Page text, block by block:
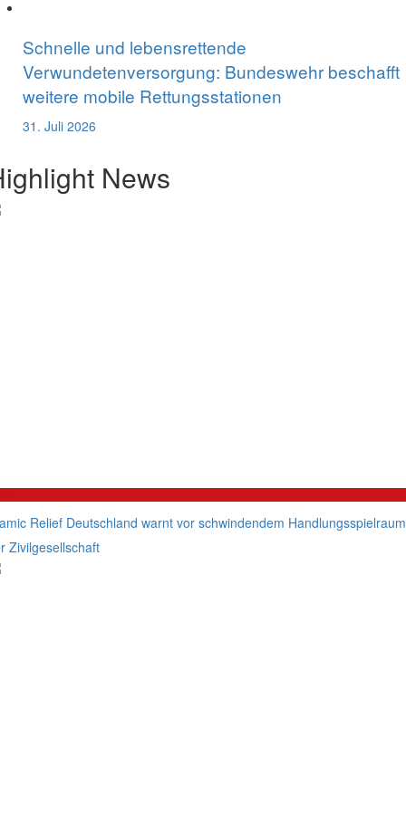
Schnelle und lebensrettende
Verwundetenversorgung: Bundeswehr beschafft
weitere mobile Rettungsstationen
31. Juli 2026
News
Relief Deutschland warnt vor schwindendem Handlungsspielraum
Zivilgesellschaft